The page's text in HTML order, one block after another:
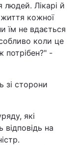
людей. Лікарі й
кожної
їм не вдається
коли це
-
зі сторони
які
відповідь на